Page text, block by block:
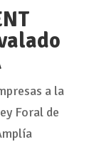
a la
Foral de